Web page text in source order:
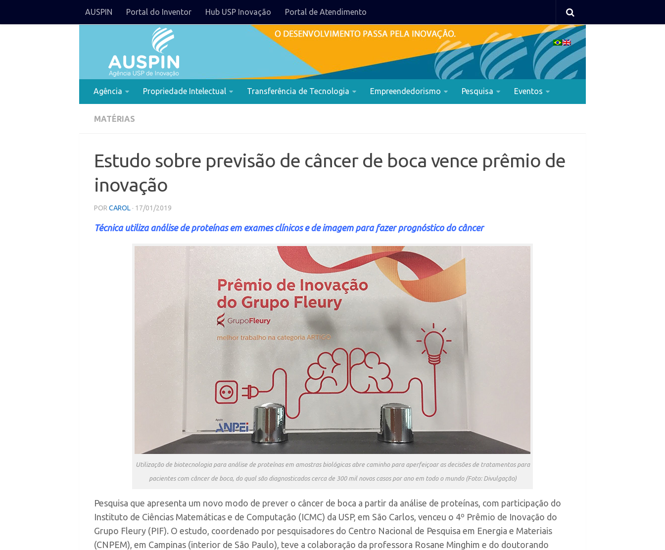
AUSPIN Portal do Inventor Hub USP Inovação Portal de Atendimento
Agência Propriedade Intelectual Transferência de Tecnologia Empreendedorismo Pesquisa Eventos
MATÉRIAS
Estudo sobre previsão de câncer de boca vence prêmio de
inovação
POR CAROL · 17/01/2019
Técnica utiliza análise de proteínas em exames clínicos e de imagem para fazer prognóstico do câncer
Utilização de biotecnologia para análise de proteínas em amostras biológicas abre caminho para aperfeiçoar as decisões de tratamentos para
pacientes com câncer de boca, do qual são diagnosticados cerca de 300 mil novos casos por ano em todo o mundo (Foto: Divulgação)
Pesquisa que apresenta um novo modo de prever o câncer de boca a partir da análise de proteínas, com participação do
Instituto de Ciências Matemáticas e de Computação (ICMC) da USP, em São Carlos, venceu o 4º Prêmio de Inovação do
Grupo Fleury (PIF). O estudo, coordenado por pesquisadores do Centro Nacional de Pesquisa em Energia e Materiais
(CNPEM), em Campinas (interior de São Paulo), teve a colaboração da professora Rosane Minghim e do doutorando